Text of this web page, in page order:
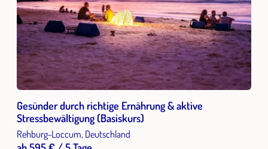
Gesünder durch richtige Ernährung & aktive
Stressbewältigung (Basiskurs)
Rehburg-Loccum, Deutschland